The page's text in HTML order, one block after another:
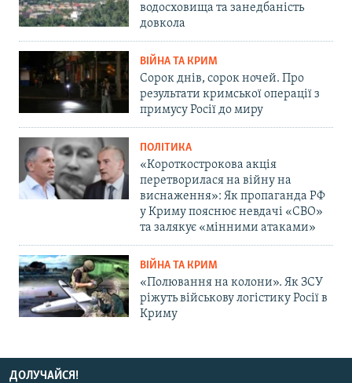
водосховища та занедбаність
довкола
ВІЙНА ТА КРИМ
Сорок днів, сорок ночей. Про
результати кримської операції з
примусу Росії до миру
ПОЛІТИКА
«Короткострокова акція
перетворилася на війну на
виснаження»: Як пропаганда РФ
у Криму пояснює невдачі «СВО»
та залякує «мінними атаками»
ВІЙНА ТА КРИМ
«Полювання на колони». Як ЗСУ
ріжуть військову логістику Росії в
Криму
ДОЛУЧАЙСЯ!